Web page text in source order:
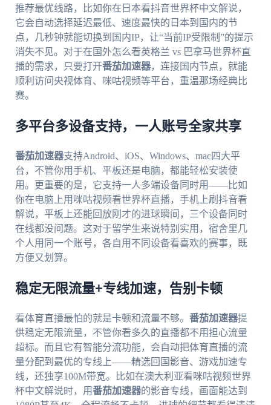
推荐最优线路，比如你在日本看抖音世界杯中文解说，
它会自动选择延迟最低、速度最快的日本到国内的节
点，几秒钟就能切换到国内IP，让“当前IP受限制”的提示
消失不见。对于在国外怎么看英格兰 vs 巴拿马世界杯直
播的需求，只要打开番茄加速器，连接国内节点，就能
顺利访问央视体育、咪咕视频等平台，重温那场经典比
赛。
多平台多设备支持，一人账号全家共享
番茄加速器支持Android、iOS、Windows、mac四大平
台，不管你用手机、平板还是电脑，都能轻松安装使
用。更重要的是，它支持一人多端设备同时用——比如
你在电脑上用咪咕视频看世界杯直播，手机上刷抖音看
解说，平板上还能回放刚才的进球瞬间，三个设备同时
在线都没问题。这对于留学生来说特别实用，宿舍里几
个人用同一个账号，各自用不同设备看喜欢的赛事，既
方便又划算。
稳定无限流量+专线加速，告别卡顿
看体育直播最怕的就是卡顿和流量不够。 番茄加速器提
供稳定无限流量，不管你看多久的直播都不用担心流量
超标。而且它有智能分流功能，会自动把体育直播的流
量分配到最优的专线上——精选回国影音、游戏加速专
线，还独享100M带宽。比如在澳大利亚看咪咕视频世界
杯中文解说时，用番茄加速器的影音专线，画面能达到